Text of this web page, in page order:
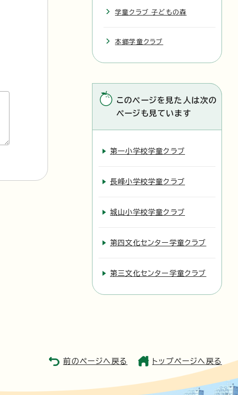
学童クラブ 子どもの森
本郷学童クラブ
このページを見た人は次の
ページも見ています
第一小学校学童クラブ
長峰小学校学童クラブ
城山小学校学童クラブ
第四文化センター学童クラブ
第三文化センター学童クラブ
前のページへ戻る トップページへ戻る